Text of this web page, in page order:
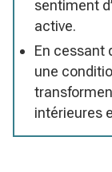
sentiment
active.
En cessant
une
intérieures